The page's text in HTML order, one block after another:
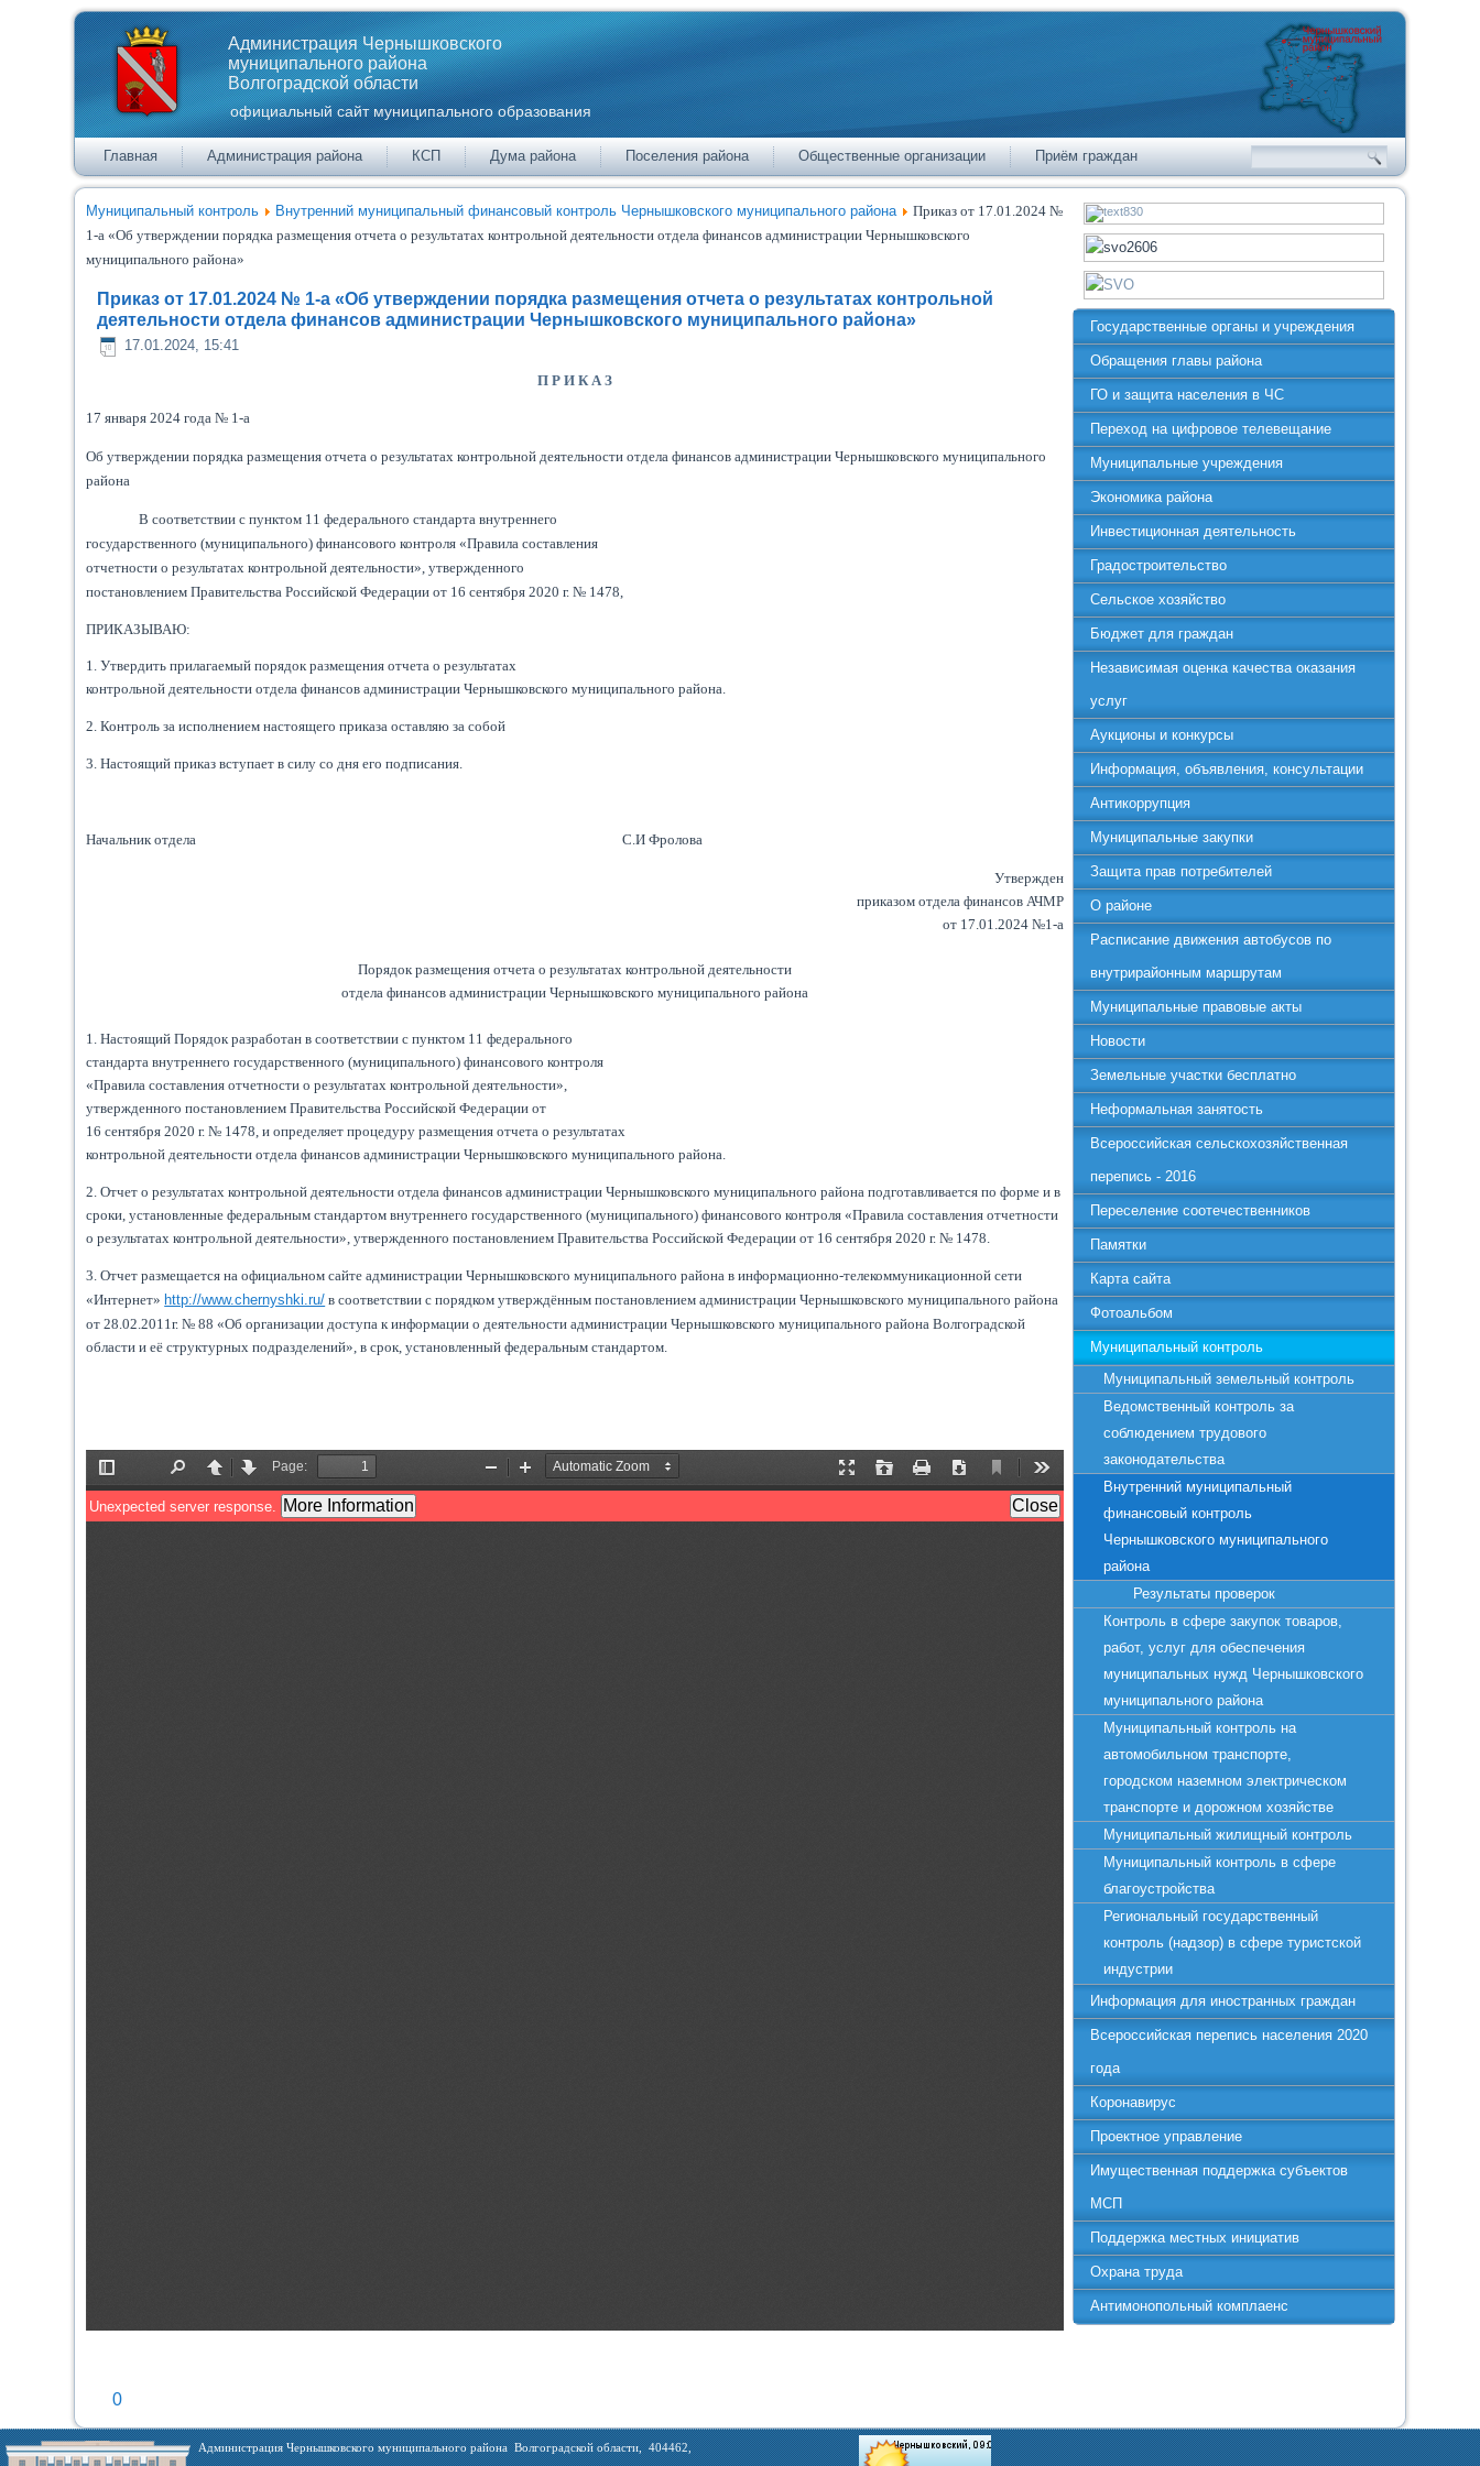
Администрация Чернышковского
муниципального района
Волгоградской области
официальный сайт муниципального образования
Главная Администрация района КСП Дума района Поселения района Общественные организации Приём граждан
Муниципальный контроль Внутренний муниципальный финансовый контроль Чернышковского муниципального района
Приказ от 17.01.2024 №
1-а «Об утверждении порядка размещения отчета о результатах контрольной деятельности отдела финансов администрации Чернышковского
муниципального района»
Приказ от 17.01.2024 № 1-а «Об утверждении порядка размещения отчета о результатах контрольной
деятельности отдела финансов администрации Чернышковского муниципального района»
17.01.2024, 15:41
П Р И К А З
17 января 2024 года № 1-а
Об утверждении порядка размещения отчета о результатах контрольной деятельности отдела финансов администрации Чернышковского муниципального
района
В соответствии с пунктом 11 федерального стандарта внутреннего
государственного (муниципального) финансового контроля «Правила составления
отчетности о результатах контрольной деятельности», утвержденного
постановлением Правительства Российской Федерации от 16 сентября 2020 г. № 1478,
ПРИКАЗЫВАЮ:
1. Утвердить прилагаемый порядок размещения отчета о результатах
контрольной деятельности отдела финансов администрации Чернышковского муниципального района.
2. Контроль за исполнением настоящего приказа оставляю за собой
3. Настоящий приказ вступает в силу со дня его подписания.
Начальник отдела С.И Фролова
Утвержден
приказом отдела финансов АЧМР
от 17.01.2024 №1-а
Порядок размещения отчета о результатах контрольной деятельности
отдела финансов администрации Чернышковского муниципального района
1. Настоящий Порядок разработан в соответствии с пунктом 11 федерального
стандарта внутреннего государственного (муниципального) финансового контроля
«Правила составления отчетности о результатах контрольной деятельности»,
утвержденного постановлением Правительства Российской Федерации от
16 сентября 2020 г. № 1478, и определяет процедуру размещения отчета о результатах
контрольной деятельности отдела финансов администрации Чернышковского муниципального района.
2. Отчет о результатах контрольной деятельности отдела финансов администрации Чернышковского муниципального района подготавливается по форме и в
сроки, установленные федеральным стандартом внутреннего государственного (муниципального) финансового контроля «Правила составления отчетности
о результатах контрольной деятельности», утвержденного постановлением Правительства Российской Федерации от 16 сентября 2020 г. № 1478.
3. Отчет размещается на официальном сайте администрации Чернышковского муниципального района в информационно-телекоммуникационной сети
«Интернет» http://www.chernyshki.ru/ в соответствии с порядком утверждённым постановлением администрации Чернышковского муниципального района
от 28.02.2011г. № 88 «Об организации доступа к информации о деятельности администрации Чернышковского муниципального района Волгоградской
области и её структурных подразделений», в срок, установленный федеральным стандартом.
0
Государственные органы и учреждения
Обращения главы района
ГО и защита населения в ЧС
Переход на цифровое телевещание
Муниципальные учреждения
Экономика района
Инвестиционная деятельность
Градостроительство
Сельское хозяйство
Бюджет для граждан
Независимая оценка качества оказания
услуг
Аукционы и конкурсы
Информация, объявления, консультации
Антикоррупция
Муниципальные закупки
Защита прав потребителей
О районе
Расписание движения автобусов по
внутрирайонным маршрутам
Муниципальные правовые акты
Новости
Земельные участки бесплатно
Неформальная занятость
Всероссийская сельскохозяйственная
перепись - 2016
Переселение соотечественников
Памятки
Карта сайта
Фотоальбом
Муниципальный контроль
Муниципальный земельный контроль
Ведомственный контроль за
соблюдением трудового
законодательства
Внутренний муниципальный
финансовый контроль
Чернышковского муниципального
района
Результаты проверок
Контроль в сфере закупок товаров,
работ, услуг для обеспечения
муниципальных нужд Чернышковского
муниципального района
Муниципальный контроль на
автомобильном транспорте,
городском наземном электрическом
транспорте и дорожном хозяйстве
Муниципальный жилищный контроль
Муниципальный контроль в сфере
благоустройства
Региональный государственный
контроль (надзор) в сфере туристской
индустрии
Информация для иностранных граждан
Всероссийская перепись населения 2020
года
Коронавирус
Проектное управление
Имущественная поддержка субъектов
МСП
Поддержка местных инициатив
Охрана труда
Антимонопольный комплаенс
Администрация Чернышковского муниципального района Волгоградской области, 404462,